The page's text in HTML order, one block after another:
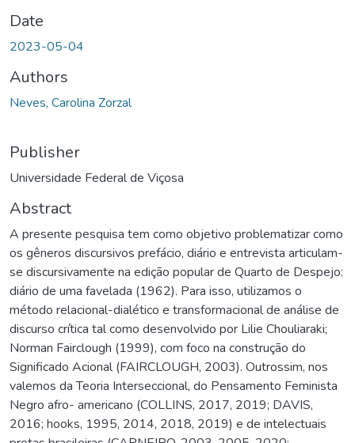
Date
2023-05-04
Authors
Neves, Carolina Zorzal
Publisher
Universidade Federal de Viçosa
Abstract
A presente pesquisa tem como objetivo problematizar como
os gêneros discursivos prefácio, diário e entrevista articulam-
se discursivamente na edição popular de Quarto de Despejo:
diário de uma favelada (1962). Para isso, utilizamos o
método relacional-dialético e transformacional de análise de
discurso crítica tal como desenvolvido por Lilie Chouliaraki;
Norman Fairclough (1999), com foco na construção do
Significado Acional (FAIRCLOUGH, 2003). Outrossim, nos
valemos da Teoria Interseccional, do Pensamento Feminista
Negro afro- americano (COLLINS, 2017, 2019; DAVIS,
2016; hooks, 1995, 2014, 2018, 2019) e de intelectuais